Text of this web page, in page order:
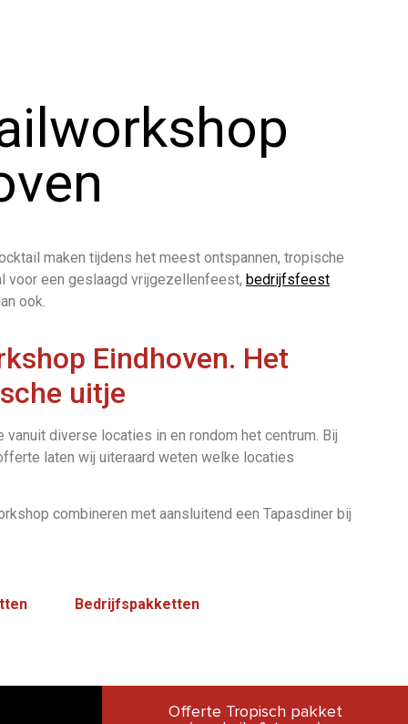
maken tijdens het meest ontspannen, tropische
voor een geslaagd vrijgezellenfeest, bedrijfsfeest
ook.
Eindhoven. Het
uitje
vanuit diverse locaties in en rondom het centrum. Bij
laten wij uiteraard weten welke locaties
combineren met aansluitend een Tapasdiner bij
Bedrijfspakketten
Offerte Tropisch pakket